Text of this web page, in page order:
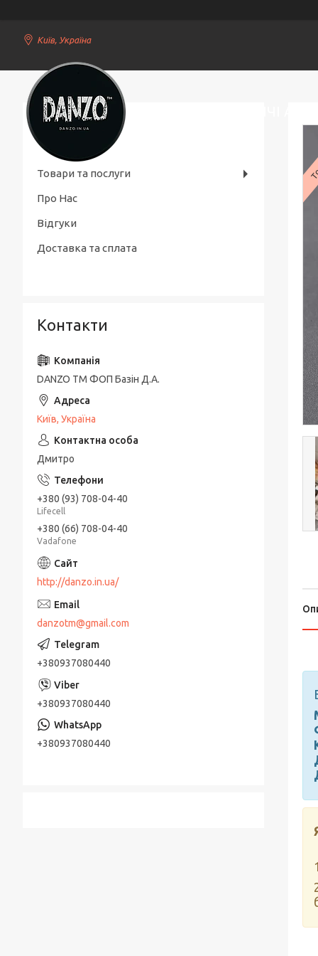
Київ, Україна
Товари та послуги
Про Нас
Відгуки
Доставка та сплата
Контакти
DANZO TM ФОП Базін Д.А.
Київ, Україна
Дмитро
+380 (93) 708-04-40
Lifecell
+380 (66) 708-04-40
Vadafone
http://danzo.in.ua/
danzotm@gmail.com
+380937080440
+380937080440
+380937080440